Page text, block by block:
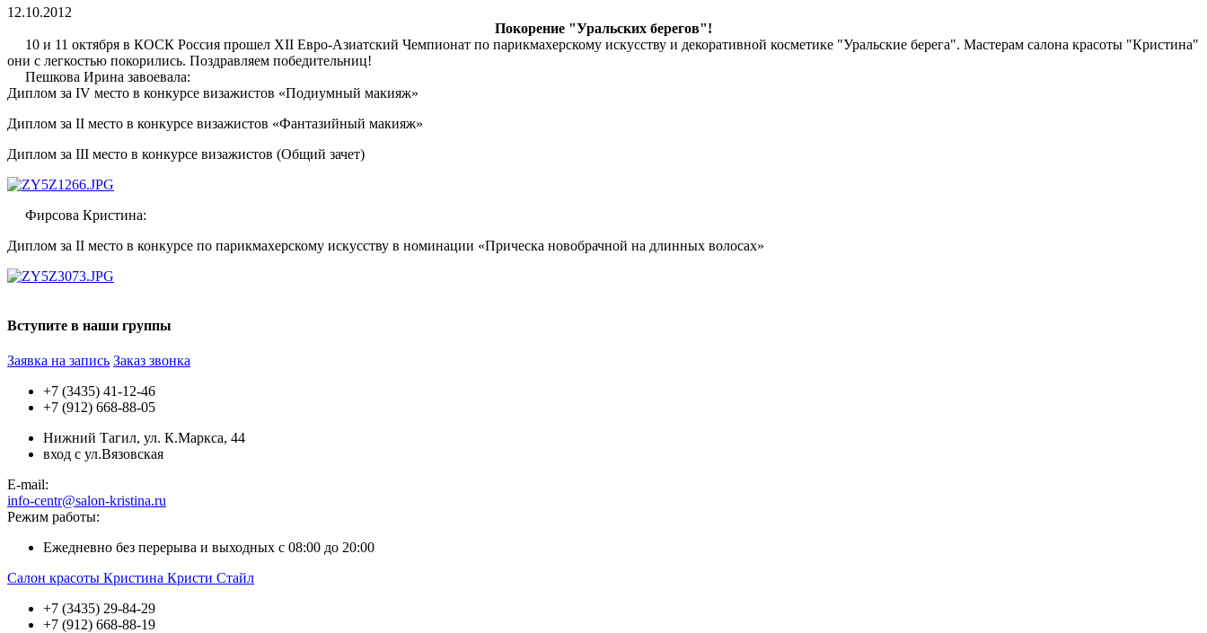
12.10.2012
Покорение "Уральских берегов"!
10 и 11 октября в КОСК Россия прошел XII Евро-Азиатский Чемпионат по парикмахерскому искусству и декоративной косметике "Уральские берега". Мастерам салона красоты "Кристина"
они с легкостью покорились. Поздравляем победительниц!
Пешкова Ирина завоевала:
Диплом за IV место в конкурсе визажистов «Подиумный макияж»
Диплом за II место в конкурсе визажистов «Фантазийный макияж»
Диплом за III место в конкурсе визажистов (Общий зачет)
Фирсова Кристина:
Диплом за II место в конкурсе по парикмахерскому искусству в номинации «Прическа новобрачной на длинных волосах»
Вступите в наши группы
Заявка на запись Заказ звонка
+7 (3435) 41-12-46
+7 (912) 668-88-05
Нижний Тагил, ул. К.Маркса, 44
вход с ул.Вязовская
E-mail:
info-centr@salon-kristina.ru
Режим работы:
Ежедневно без перерыва и выходных с 08:00 до 20:00
Салон красоты Кристина Кристи Стайл
+7 (3435) 29-84-29
+7 (912) 668-88-19